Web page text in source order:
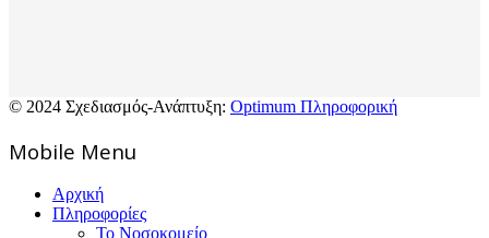
© 2024 Σχεδιασμός-Ανάπτυξη: Optimum Πληροφορική
Mοbile Menu
Αρχική
Πληροφορίες
Το Νοσοκομείο